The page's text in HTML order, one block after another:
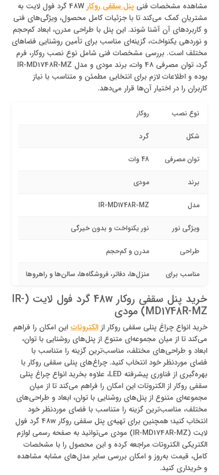
مشاهده مشخصات فنی پنل سقفی روکار
48W گرد فول لایت به
مشتریان کمک می‌کند تا با جزئیات کامل محصول، ویژگی‌های فنی
و کاربردهای آن آشنا شوند. این پنل با طراحی مدرن، ابعاد کم‌حجم
و نوردهی یکنواخت، گزینه‌ای مناسب برای تأمین روشنایی فضاهای
مختلف است. بررسی مشخصات فنی شامل نوع نصب روکار، فرم
گرد، توان مصرفی 48 وات، برند مودی و مدل IR-MD1748R-MZ
بوده و اطلاعات لازم برای انتخابی مطمئن و متناسب با نیاز
کاربران را در اختیار آن‌ها قرار می‌دهد.
نوع نصب روکار
شکل گرد
توان مصرفی 48 وات
برند مودی
مدل IR-MD1748R-MZ
ویژگی نور نور یکنواخت و بدون خیرگی
طراحی مدرن و کم‌حجم
مناسب برای منزل‌ها، دفاتر، فروشگاه‌ها، سالن‌ها و راهروها
خرید پنل سقفی روکار 48w گرد فول لایت (IR-
MD1748R-MZ) مودی
خرید انواع چراغ پنلی سقفی روکار از الکتروتات این امکان را فراهم
می‌کند تا از میان مجموعه‌ای متنوع از پنل‌های روشنایی با توان،
ابعاد و طراحی‌های مختلف، مناسب‌ترین گزینه را متناسب با
فضای موردنظر خود انتخاب کنید. چراغ‌های پنلی سقفی روکار با
بهره‌گیری از فناوری پیشرفته LED، علاوه بخرید انواع چراغ پنلی
سقفی روکار از الکتروتات این امکان را فراهم می‌کند تا از میان
مجموعه‌ای متنوع از پنل‌های روشنایی با توان، ابعاد و طراحی‌های
مختلف، مناسب‌ترین گزینه را متناسب با فضای موردنظر خود
انتخاب کنید؛ همچنین برای تهیه‌ی پنل سقفی روکار 48w گرد فول
لایت (IR-MD1748R-MZ) مودی می‌توانید به صفحه رسمی لوازم
الکتریکی الکتروتات مراجعه کرده و این محصول را با مشخصات
کامل، قیمت به‌روز و امکان بررسی سایر مدل‌های مشابه مشاهده
و خریداری کنید.